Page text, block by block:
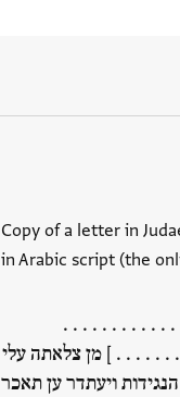
Copy of a letter in
in Arabic script (the
. . . . . [ . . . . .
. . . . . . ] מן צלאתה עלי
ויעתדר ען תאכר